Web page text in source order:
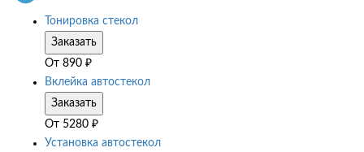
Тонировка стекол
Заказать
От 890 ₽
Вклейка автостекол
Заказать
От 5280 ₽
Установка автостекол